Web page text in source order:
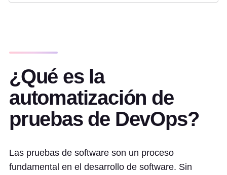
¿Qué es la
automatización de
pruebas de DevOps?
Las pruebas de software son un proceso
fundamental en el desarrollo de software. Sin